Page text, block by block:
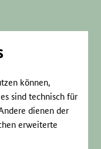
können,
sind technisch für
dienen der
erweiterte